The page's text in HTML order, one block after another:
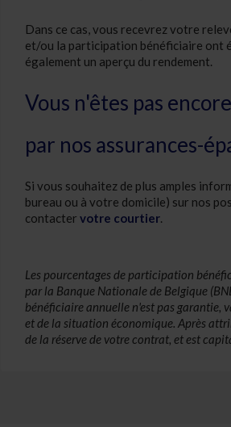
Dans ce cas, vous recevrez votre
et/ou la participation bénéficiaire ont
également un aperçu du rendement.
Vous n'êtes pas
par nos assurances-
Si vous souhaitez de plus amples
bureau ou à votre domicile) sur nos
contacter votre courtier.
Les pourcentages de participation
par la Banque Nationale de Belgique
bénéficiaire annuelle n'est pas garantie,
et de la situation économique. Après
de la réserve de votre contrat, et est